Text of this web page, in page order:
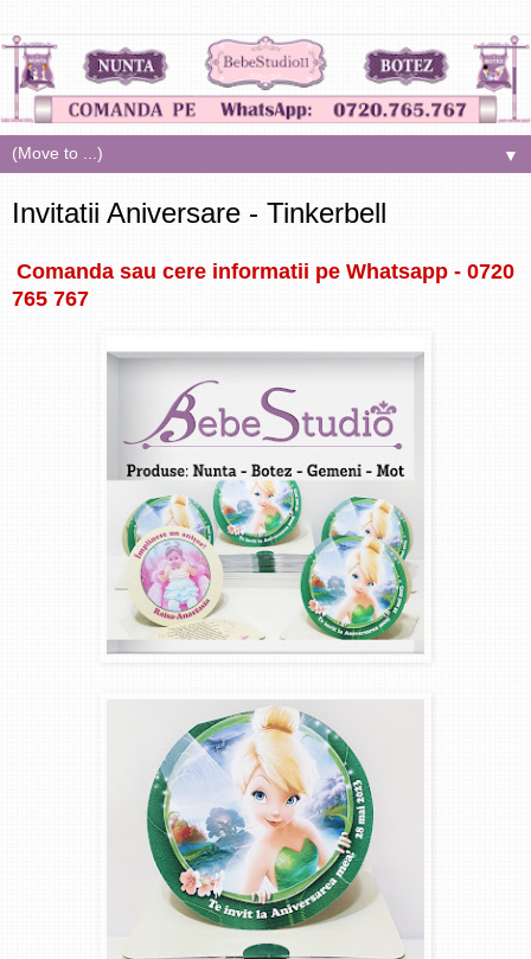
▼
Invitatii Aniversare - Tinkerbell
Comanda sau cere informatii pe Whatsapp - 0720
765 767